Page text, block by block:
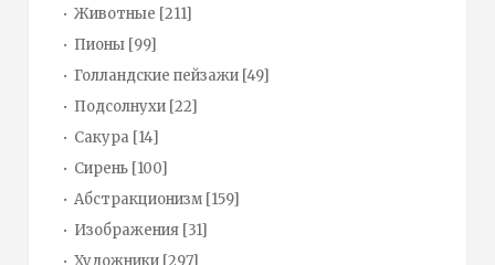
Животные [211]
Пионы [99]
Голландские пейзажи [49]
Подсолнухи [22]
Сакура [14]
Сирень [100]
Абстракционизм [159]
Изображения [31]
Художники [297]